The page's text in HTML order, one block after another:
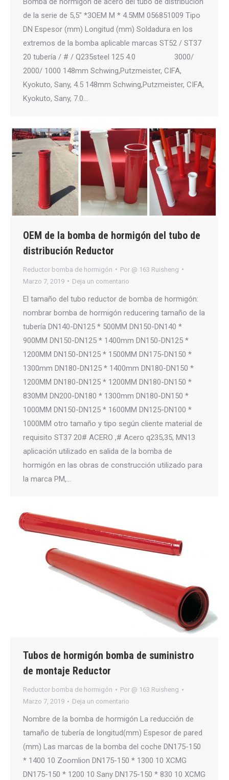
de la serie de 5,5″ *3OEM M * 4.5MM 056851009 Tipo
DN Espesor (mm) Longitud (mm) Soldadura en los
extremos de la bomba aplicable marcas ST52 / ST37
20 tubería / # / Q235steel 125 4.0 3000/
2000/ 1000 148mm Schwing,Putzmeister, CIFA,
Kyokuto, Sany, 4.5 148mm Schwing,Putzmeister, CIFA,
Kyokuto, Sany, 7.0…
OEM de la bomba de hormigón del tubo de
distribución Reductor
Reductor bomba de hormigón Por @ 163 Ruisheng
Marzo 7, 2019
Deja un comentario
El tamaño del tubo reductor de bomba de hormigón:
nombrar bomba de hormigón reducering tamaño de la
tubería DN140-DN125 * 500MM DN150-DN140 *
900MM DN150-DN125 * 1400mm DN150-DN125 *
1200MM DN150-DN125 * 1500MM DN175-DN150 *
1300mm DN180-DN125 * 1400mm DN180-DN150 *
1200MM DN180-DN125 * 1200MM DN180-DN150 *
830MM DN200-DN180 * 1300mm DN180-DN150 *
1000MM DN150-DN125 * 1600MM DN125-DN100 *
1000MM otro tamaño y tipo según cliente material de
requisito ST37 20# ACERO ,# Acero q235,35, MN13
aplicación utilizado en salida de la bomba de
hormigón en las obras de construcción utilizado para
la marca PM,…
Tubos de hormigón bomba de suministro
de montaje Reductor
Reductor bomba de hormigón Por @ 163 Ruisheng
Marzo 7, 2019
Deja un comentario
Nombre de la bomba de hormigón La reducción de
tamaño de tubería de longitud(mm) Espesor de pared
(mm) Las marcas de la bomba del coche DN175-150
* 1400 10 Zoomlion DN175-150 * 1300 10 XCMG
DN175-150 * 1200 10 Sany DN175-150 * 830 10 XCMG